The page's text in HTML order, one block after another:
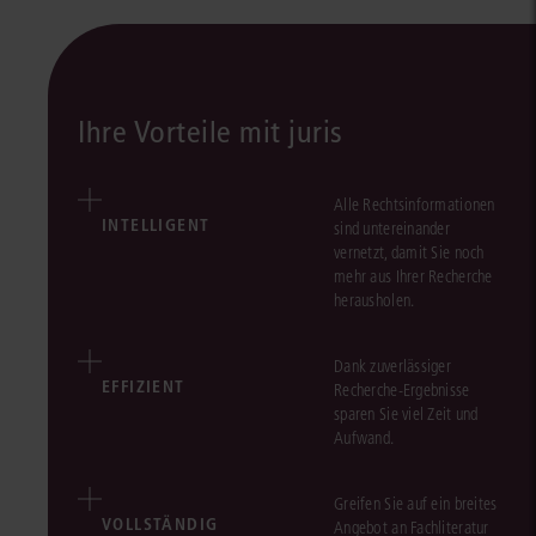
Ihre Vorteile mit juris
INTELLIGENT
Alle Rechtsinformationen
sind untereinander
vernetzt, damit Sie noch
mehr aus Ihrer Recherche
herausholen.
EFFIZIENT
Dank zuverlässiger
Recherche-Ergebnisse
sparen Sie viel Zeit und
Aufwand.
VOLLSTÄNDIG
Greifen Sie auf ein breites
Angebot an Fachliteratur